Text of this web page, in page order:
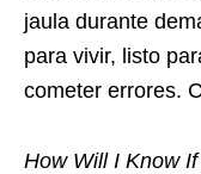
jaula durante
para vivir, listo
cometer errores.
How Will I Know